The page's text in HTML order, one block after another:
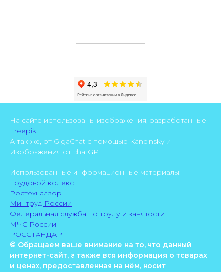
На сайте использованы изображения, разработанные
Freepik.
А так же, от GigaChat с помощью Kandinsky и
Изображения от chatGPT
Использованные информационные материалы:
Трудовой кодекс
Ростехнадзор
Минтруд России
Федеральная служба по труду и занятости
МЧС России
РОССТАНДАРТ
© Обращаем ваше внимание на то, что данный
интернет-сайт, а также вся информация о товарах
и ценах, предоставленная на нём, носит